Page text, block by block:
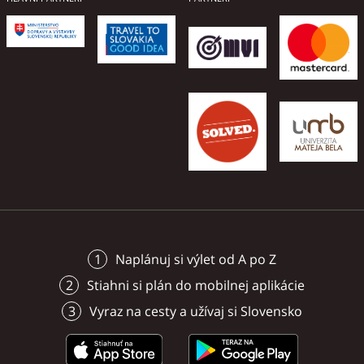
okolia sú hviezdna obloha a
zvuky lesa.
Naplánuj si výlet od A po Z
Stiahni si plán do mobilnej aplikácie
Vyraz na cesty a užívaj si Slovensko